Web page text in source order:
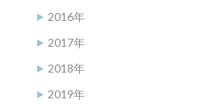
2016年
2017年
2018年
2019年